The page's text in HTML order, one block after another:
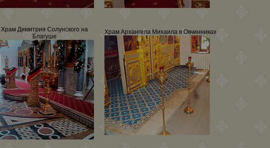
Храм Димитрия Солунского на
Благуше
Храм Архангела Михаила в Овчинниках